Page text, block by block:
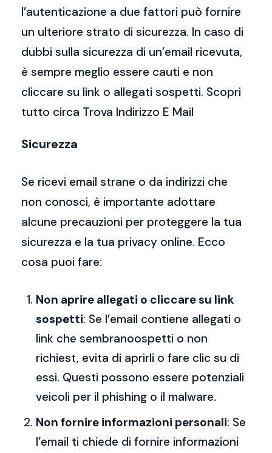
l’autenticazione a due fattori può fornire
un ulteriore strato di sicurezza. In caso di
dubbi sulla sicurezza di un’email ricevuta,
è sempre meglio essere cauti e non
cliccare su link o allegati sospetti. Scopri
tutto circa Trova Indirizzo E Mail
Sicurezza
Se ricevi email strane o da indirizzi che
non conosci, è importante adottare
alcune precauzioni per proteggere la tua
sicurezza e la tua privacy online. Ecco
cosa puoi fare:
Non aprire allegati o cliccare su link
sospetti: Se l’email contiene allegati o
link che sembranoospetti o non
richiest, evita di aprirli o fare clic su di
essi. Questi possono essere potenziali
veicoli per il phishing o il malware.
Non fornire informazioni personali: Se
l’email ti chiede di fornire informazioni